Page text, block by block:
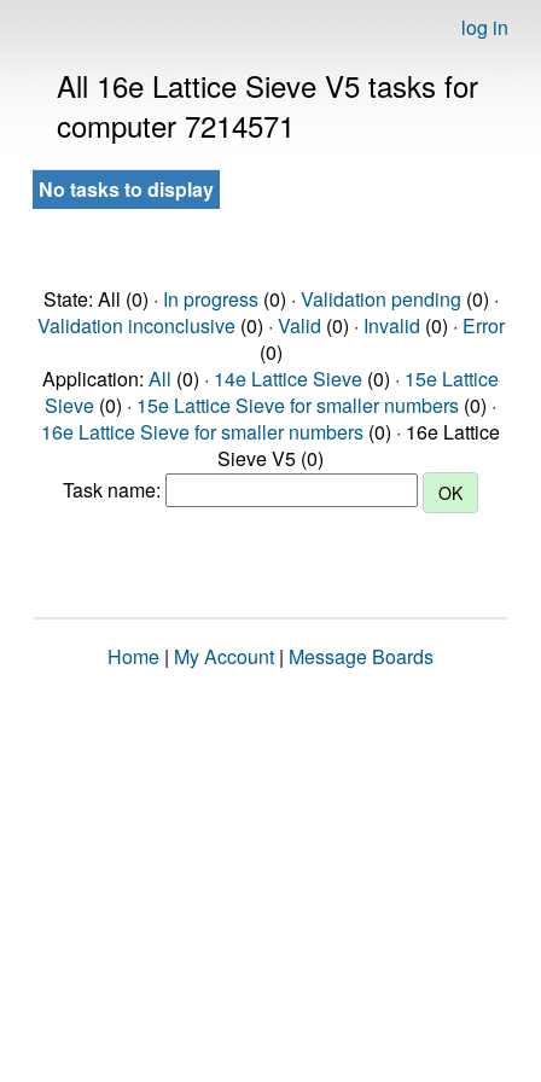
log in
All 16e Lattice Sieve V5 tasks for
computer 7214571
No tasks to display
State: All (0) · In progress(0) · Validation pending (0) ·
Validation inconclusive(0) · Valid (0) · Invalid (0) · Error
(0)
Application: All (0) · 14e Lattice Sieve (0) · 15e Lattice
Sieve (0) · 15e Lattice Sieve for smaller numbers (0) ·
16e Lattice Sieve for smaller numbers (0) · 16e Lattice
Sieve V5 (0)
Task name:
Home | My Account | Message Boards